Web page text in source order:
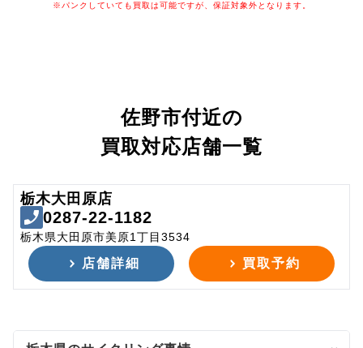
※パンクしていても買取は可能ですが、保証対象外となります。
佐野市付近の
買取対応店舗一覧
栃木大田原店
0287-22-1182
栃木県大田原市美原1丁目3534
店舗詳細 買取予約